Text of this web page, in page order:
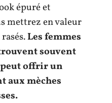
épuré et
mettrez en valeur
Les femmes
souvent
peut offrir un
aux mèches